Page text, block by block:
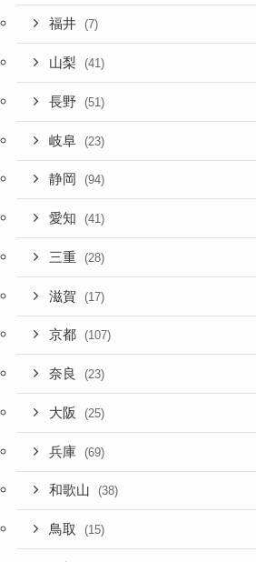
福井 (7)
山梨 (41)
長野 (51)
岐阜 (23)
静岡 (94)
愛知 (41)
三重 (28)
滋賀 (17)
京都 (107)
奈良 (23)
大阪 (25)
兵庫 (69)
和歌山 (38)
鳥取 (15)